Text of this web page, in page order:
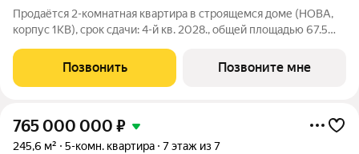
Продаётся 2-комнатная квартира в строящемся доме (НОВА,
корпус 1КВ), срок сдачи: 4-й кв. 2028., общей площадью 67.5
зеленом районе Москвы, ставшие образцом практичной
премиальности и
Позвонить Позвоните мне
765 000 000 ₽
245,6 м² 5-комн. квартира 7 этаж из 7